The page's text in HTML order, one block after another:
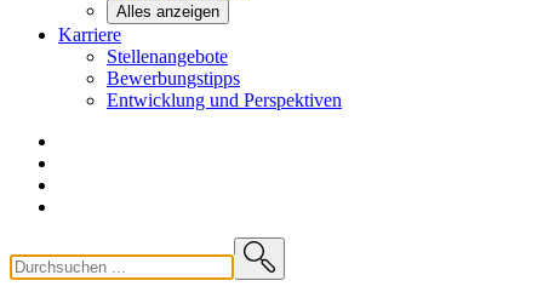
Alles anzeigen
Karriere
Stellenangebote
Bewerbungstipps
Entwicklung und Perspektiven